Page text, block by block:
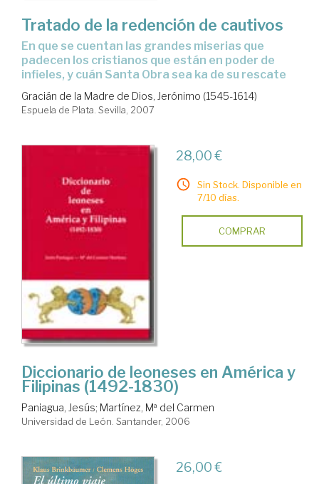
Tratado de la redención de cautivos
en que se cuentan las grandes miserias que
padecen los cristianos que están en poder de
infieles, y cuán Santa Obra sea ka de su rescate
Gracián de la Madre de Dios, Jerónimo (1545-1614)
Espuela de Plata. Sevilla, 2007
28,00 €
Sin Stock. Disponible en
7/10 días.
COMPRAR
Diccionario de leoneses en América y
Filipinas (1492-1830)
Paniagua, Jesús; Martínez, Mª del Carmen
Universidad de León. Santander, 2006
26,00 €